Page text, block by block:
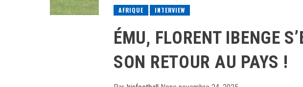
AFRIQUE INTERVIEW
ÉMU, FLORENT IBENGE
SON RETOUR AU PAYS !